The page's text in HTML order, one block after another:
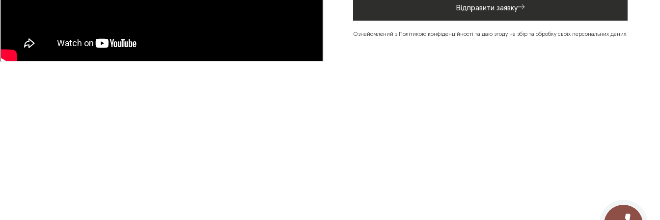
Відправити заявку
Ознайомлений з Політикою конфіденційності та даю згоду на збір та обробку своїх персональних даних.